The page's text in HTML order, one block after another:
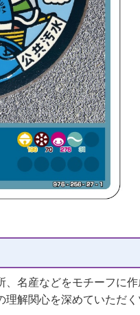
名産などをモチーフに
解関心を深めていただく